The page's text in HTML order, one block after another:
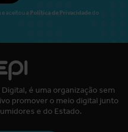
aceitou a Política de Privacidadedo
é uma organização sem
promover o meio digital junto
e do Estado.